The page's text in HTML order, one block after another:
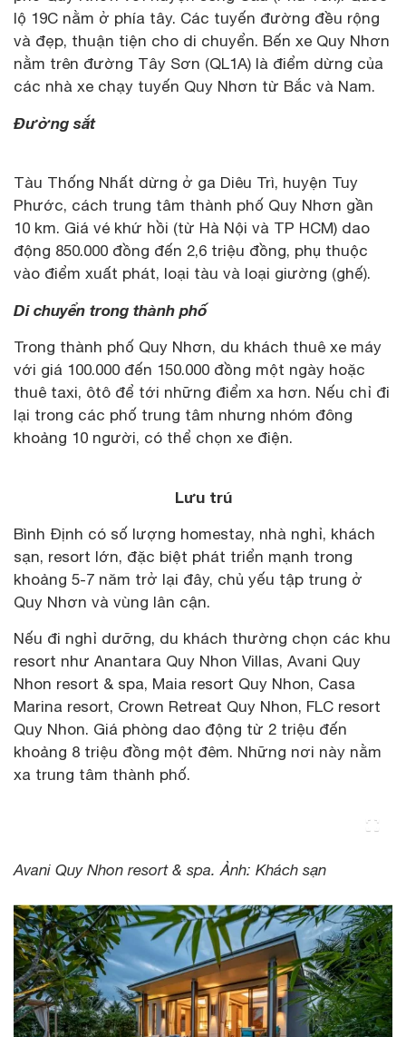
lộ 19C nằm ở phía tây. Các tuyến đường đều rộng
và đẹp, thuận tiện cho di chuyển. Bến xe Quy Nhơn
nằm trên đường Tây Sơn (QL1A) là điểm dừng của
các nhà xe chạy tuyến Quy Nhơn từ Bắc và Nam.
Đường sắt
Tàu Thống Nhất dừng ở ga Diêu Trì, huyện Tuy
Phước, cách trung tâm thành phố Quy Nhơn gần
10 km. Giá vé khứ hồi (từ Hà Nội và TP HCM) dao
động 850.000 đồng đến 2,6 triệu đồng, phụ thuộc
vào điểm xuất phát, loại tàu và loại giường (ghế).
Di chuyển trong thành phố
Trong thành phố Quy Nhơn, du khách thuê xe máy
với giá 100.000 đến 150.000 đồng một ngày hoặc
thuê taxi, ôtô để tới những điểm xa hơn. Nếu chỉ đi
lại trong các phố trung tâm nhưng nhóm đông
khoảng 10 người, có thể chọn xe điện.
Lưu trú
Bình Định có số lượng homestay, nhà nghỉ, khách
sạn, resort lớn, đặc biệt phát triển mạnh trong
khoảng 5-7 năm trở lại đây, chủ yếu tập trung ở
Quy Nhơn và vùng lân cận.
Nếu đi nghỉ dưỡng, du khách thường chọn các khu
resort như Anantara Quy Nhon Villas, Avani Quy
Nhon resort & spa, Maia resort Quy Nhon, Casa
Marina resort, Crown Retreat Quy Nhon, FLC resort
Quy Nhon. Giá phòng dao động từ 2 triệu đến
khoảng 8 triệu đồng một đêm. Những nơi này nằm
xa trung tâm thành phố.
Avani Quy Nhon resort & spa. Ảnh: Khách sạn